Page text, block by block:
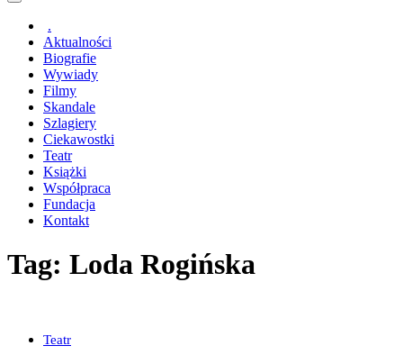
.
Aktualności
Biografie
Wywiady
Filmy
Skandale
Szlagiery
Ciekawostki
Teatr
Książki
Współpraca
Fundacja
Kontakt
Tag: Loda Rogińska
Teatr